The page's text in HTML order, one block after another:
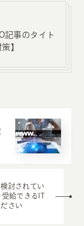
記事のタイト
】
討されてい
給できるIT
さい